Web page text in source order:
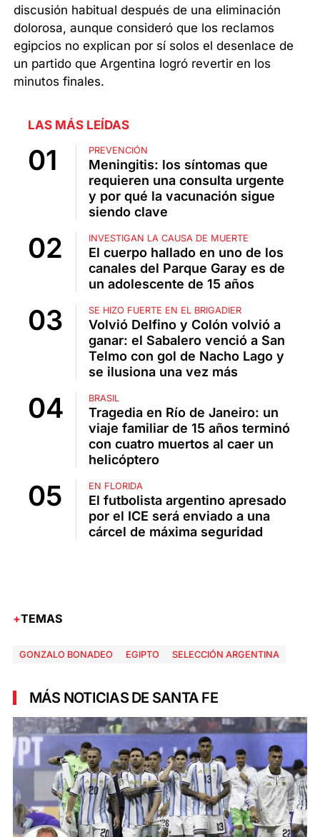
discusión habitual después de una eliminación
dolorosa, aunque consideró que los reclamos
egipcios no explican por sí solos el desenlace de
un partido que Argentina logró revertir en los
minutos finales.
LAS MÁS LEÍDAS
PREVENCIÓN
Meningitis: los síntomas que
requieren una consulta urgente
y por qué la vacunación sigue
siendo clave
INVESTIGAN LA CAUSA DE MUERTE
El cuerpo hallado en uno de los
canales del Parque Garay es de
un adolescente de 15 años
SE HIZO FUERTE EN EL BRIGADIER
Volvió Delfino y Colón volvió a
ganar: el Sabalero venció a San
Telmo con gol de Nacho Lago y
se ilusiona una vez más
BRASIL
Tragedia en Río de Janeiro: un
viaje familiar de 15 años terminó
con cuatro muertos al caer un
helicóptero
EN FLORIDA
El futbolista argentino apresado
por el ICE será enviado a una
cárcel de máxima seguridad
TEMAS
GONZALO BONADEO EGIPTO SELECCIÓN ARGENTINA
MÁS NOTICIAS DE SANTA FE